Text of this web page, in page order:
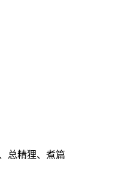
总精狸、煮篇